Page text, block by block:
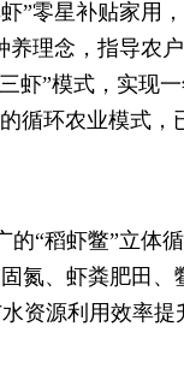
零星补贴家用
理念，指导农
虾”模式，实现
循环农业模式
“稻虾鳖”立体
氮、虾粪肥田、
资源利用效率